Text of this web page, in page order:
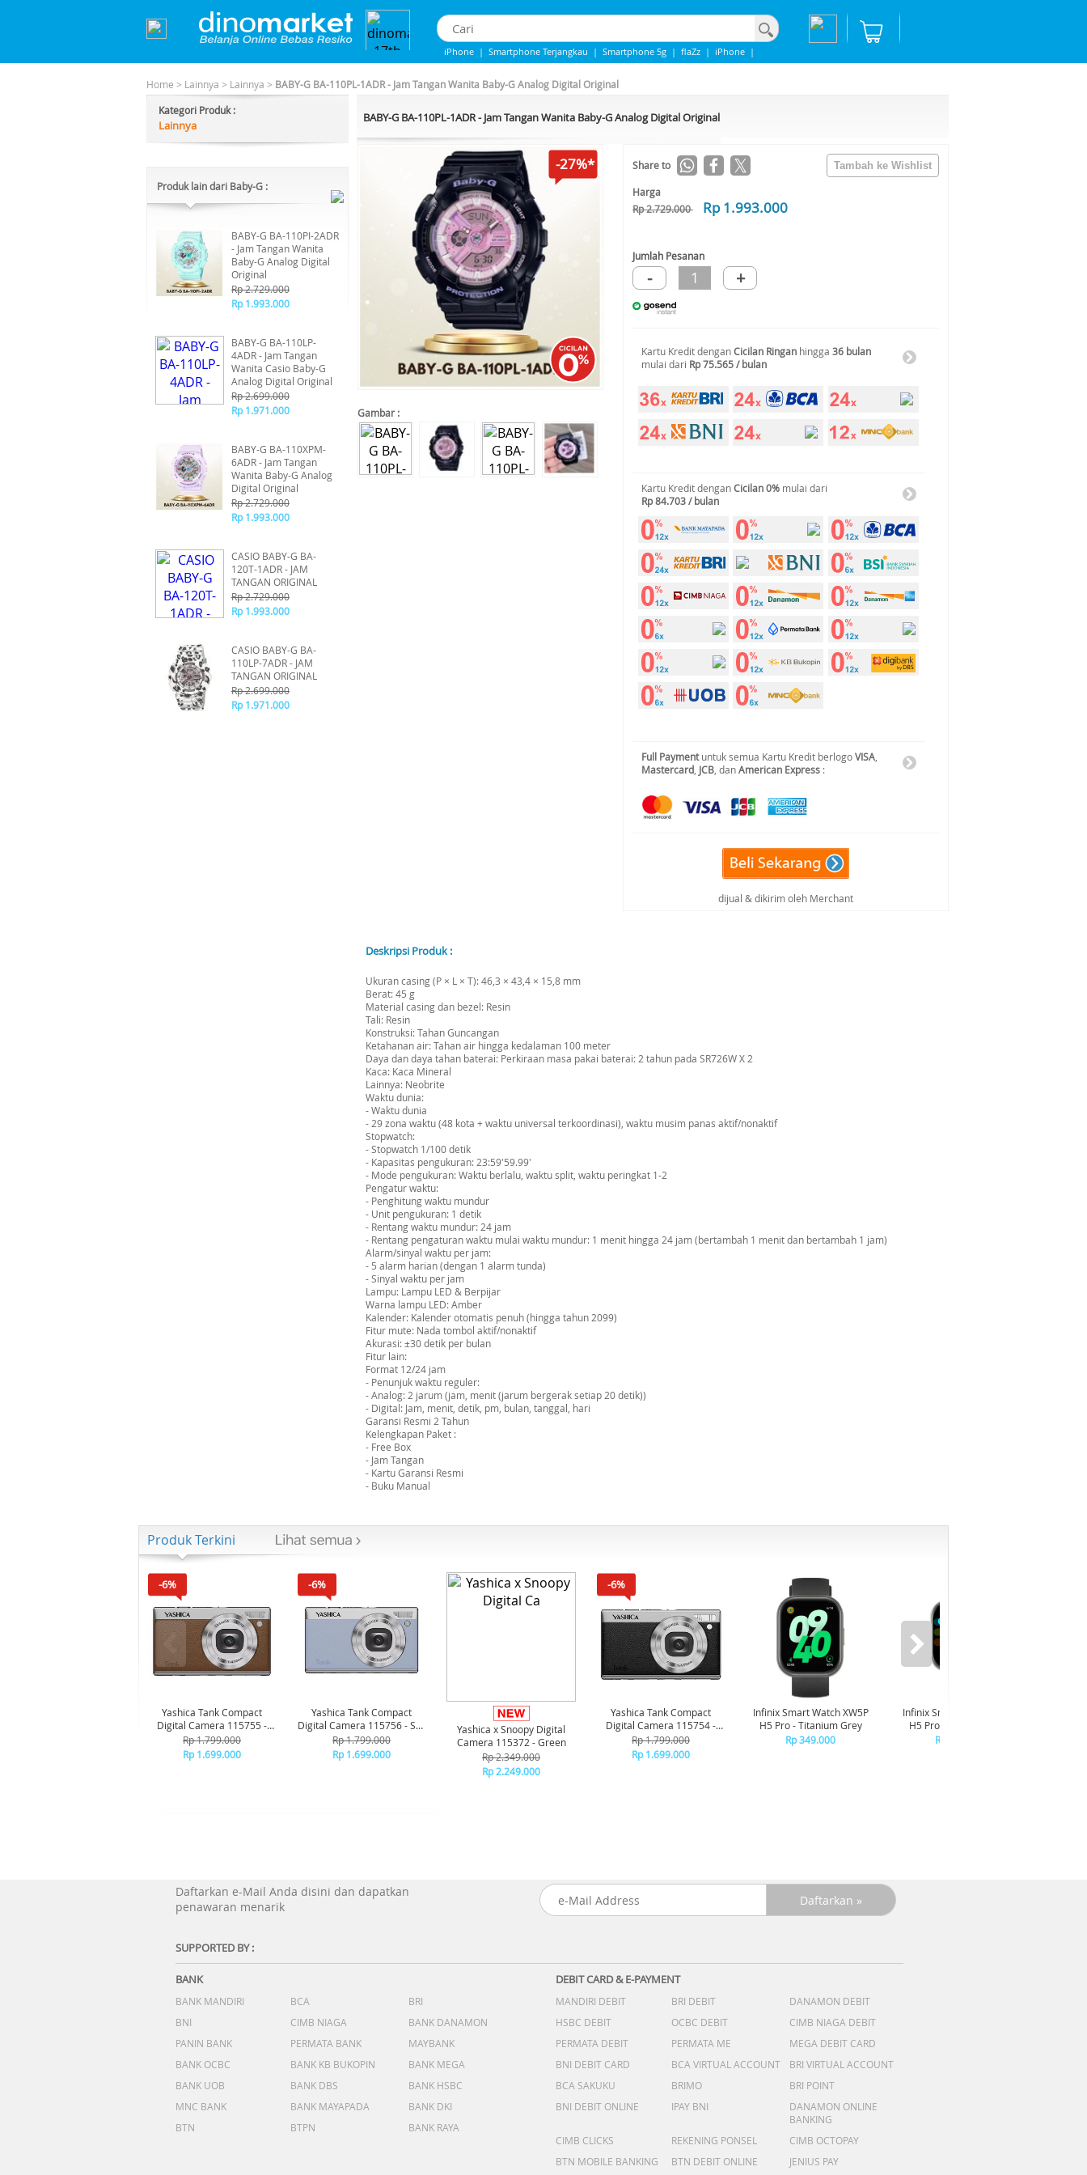
iPhone | Smartphone Terjangkau | Smartphone 5g | flaZz | iPhone |
Home > Lainnya > Lainnya > BABY-G BA-110PL-1ADR - Jam Tangan Wanita Baby-G Analog Digital Original
Kategori Produk :
Lainnya
Produk lain dari Baby-G :
BABY-G BA-110PI-2ADR
- Jam Tangan Wanita
Baby-G Analog Digital
Original
Rp 2.729.000
Rp 1.993.000
BABY-G BA-110LP-
4ADR - Jam Tangan
Wanita Casio Baby-G
Analog Digital Original
Rp 2.699.000
Rp 1.971.000
BABY-G BA-110XPM-
6ADR - Jam Tangan
Wanita Baby-G Analog
Digital Original
Rp 2.729.000
Rp 1.993.000
CASIO BABY-G BA-
120T-1ADR - JAM
TANGAN ORIGINAL
Rp 2.729.000
Rp 1.993.000
CASIO BABY-G BA-
110LP-7ADR - JAM
TANGAN ORIGINAL
Rp 2.699.000
Rp 1.971.000
BABY-G BA-110PL-1ADR - Jam Tangan Wanita Baby-G Analog Digital Original
-27%*
Gambar :
Share to
Harga
Rp 2.729.000
Rp 1.993.000
Jumlah Pesanan
- 1 +
Kartu Kredit denganCicilan Ringan hingga 36 bulan
mulai dari Rp 75.565 / bulan
Kartu Kredit denganCicilan 0% mulai dari
Rp 84.703 / bulan
Full Paymentuntuk semua Kartu Kredit berlogoVISA
Mastercard JCB , danAmerican Express :
dijual & dikirim oleh Merchant
Deskripsi Produk :
Ukuran casing (P × L × T): 46,3 × 43,4 × 15,8 mm
Berat: 45 g
Material casing dan bezel: Resin
Tali: Resin
Konstruksi: Tahan Guncangan
Ketahanan air: Tahan air hingga kedalaman 100 meter
Daya dan daya tahan baterai: Perkiraan masa pakai baterai: 2 tahun pada SR726W X 2
Kaca: Kaca Mineral
Lainnya: Neobrite
Waktu dunia:
- Waktu dunia
- 29 zona waktu (48 kota + waktu universal terkoordinasi), waktu musim panas aktif/nonaktif
Stopwatch:
- Stopwatch 1/100 detik
- Kapasitas pengukuran: 23:59'59.99'
- Mode pengukuran: Waktu berlalu, waktu split, waktu peringkat 1-2
Pengatur waktu:
- Penghitung waktu mundur
- Unit pengukuran: 1 detik
- Rentang waktu mundur: 24 jam
- Rentang pengaturan waktu mulai waktu mundur: 1 menit hingga 24 jam (bertambah 1 menit dan bertambah 1 jam)
Alarm/sinyal waktu per jam:
- 5 alarm harian (dengan 1 alarm tunda)
- Sinyal waktu per jam
Lampu: Lampu LED & Berpijar
Warna lampu LED: Amber
Kalender: Kalender otomatis penuh (hingga tahun 2099)
Fitur mute: Nada tombol aktif/nonaktif
Akurasi: ±30 detik per bulan
Fitur lain:
Format 12/24 jam
- Penunjuk waktu reguler:
- Analog: 2 jarum (jam, menit (jarum bergerak setiap 20 detik))
- Digital: Jam, menit, detik, pm, bulan, tanggal, hari
Garansi Resmi 2 Tahun
Kelengkapan Paket :
- Free Box
- Jam Tangan
- Kartu Garansi Resmi
- Buku Manual
Produk Terkini
-6%
Yashica Tank Compact
Digital Camera 115755 -
Brown
Rp 1.799.000
Rp 1.699.000
-6%
Yashica Tank Compact
Digital Camera 115756 - Sky
Blue
Rp 1.799.000
Rp 1.699.000
Yashica x Snoopy Digital
Camera 115372 - Green
Rp 2.349.000
Rp 2.249.000
-6%
Yashica Tank Compact
Digital Camera 115754 -
Black
Rp 1.799.000
Rp 1.699.000
Infinix Smart Watch XW5P
H5 Pro - Titanium Grey
Rp 349.000
Infinix Smart Watch XW5P
H5 Pro - Chrome Silver
Rp 349.000
Daftarkan e-Mail Anda disini dan dapatkan
penawaran menarik
SUPPORTED BY :
BANK
BANK MANDIRI BCA
BRI
BNI
CIMB NIAGA
BANK DANAMON
PANIN BANK
PERMATA BANK
MAYBANK
BANK OCBC
BANK KB BUKOPIN
BANK MEGA
BANK UOB
BANK DBS
BANK HSBC
MNC BANK
BANK MAYAPADA
BANK DKI
BTN
BTPN BANK RAYA
DEBIT CARD & E-PAYMENT
MANDIRI DEBIT BRI DEBIT
DANAMON DEBIT
HSBC DEBIT
OCBC DEBIT
CIMB NIAGA DEBIT
PERMATA DEBIT
PERMATA ME
MEGA DEBIT CARD
BNI DEBIT CARD
BCA VIRTUAL ACCOUNT
BRI VIRTUAL ACCOUNT
BCA SAKUKU
BRIMO
BRI POINT
BNI DEBIT ONLINE
IPAY BNI
DANAMON ONLINE
BANKING
CIMB CLICKS
REKENING PONSEL
CIMB OCTOPAY
BTN MOBILE BANKING
BTN DEBIT ONLINE JENIUS PAY